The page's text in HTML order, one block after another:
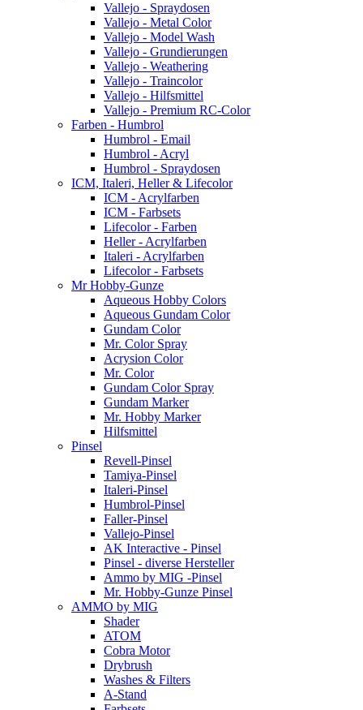
Vallejo - Spraydosen
Vallejo - Metal Color
Vallejo - Model Wash
Vallejo - Grundierungen
Vallejo - Weathering
Vallejo - Traincolor
Vallejo - Hilfsmittel
Vallejo - Premium RC-Color
Farben - Humbrol
Humbrol - Email
Humbrol - Acryl
Humbrol - Spraydosen
ICM, Italeri, Heller & Lifecolor
ICM - Acrylfarben
ICM - Farbsets
Lifecolor - Farben
Heller - Acrylfarben
Italeri - Acrylfarben
Lifecolor - Farbsets
Mr Hobby-Gunze
Aqueous Hobby Colors
Aqueous Gundam Color
Gundam Color
Mr. Color Spray
Acrysion Color
Mr. Color
Gundam Color Spray
Gundam Marker
Mr. Hobby Marker
Hilfsmittel
Pinsel
Revell-Pinsel
Tamiya-Pinsel
Italeri-Pinsel
Humbrol-Pinsel
Faller-Pinsel
Vallejo-Pinsel
AK Interactive - Pinsel
Pinsel - diverse Hersteller
Ammo by MIG -Pinsel
Mr. Hobby-Gunze Pinsel
AMMO by MIG
Shader
ATOM
Cobra Motor
Drybrush
Washes & Filters
A-Stand